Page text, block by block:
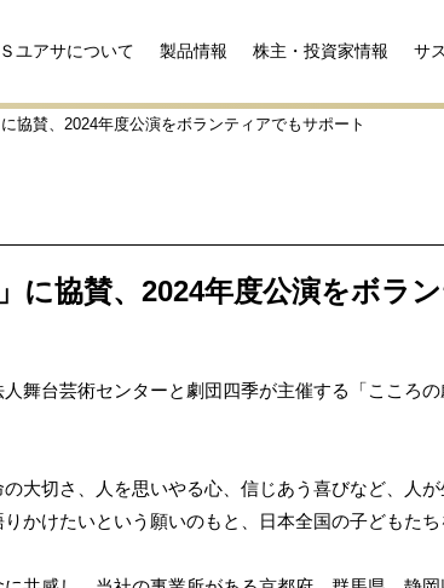
ユアサについて 製品情報 株主・投資家情報 サ
協賛、2024年度公演をボランティアでもサポート
に協賛、2024年度公演をボラ
舞台芸術センターと劇団四季が主催する「こころ
大切さ、人を思いやる心、信じあう喜びなど、人
かけたいという願いのもと、日本全国の子どもた